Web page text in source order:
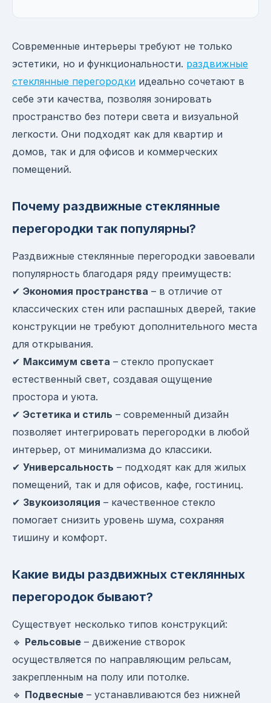
Современные интерьеры требуют не только
эстетики, но и функциональности. раздвижные
стеклянные перегородки идеально сочетают в
себе эти качества, позволяя зонировать
пространство без потери света и визуальной
легкости. Они подходят как для квартир и
домов, так и для офисов и коммерческих
помещений.
Почему раздвижные стеклянные
перегородки так популярны?
Раздвижные стеклянные перегородки завоевали
популярность благодаря ряду преимуществ:
✔ Экономия пространства – в отличие от
классических стен или распашных дверей, такие
конструкции не требуют дополнительного места
для открывания.
✔ Максимум света – стекло пропускает
естественный свет, создавая ощущение
простора и уюта.
✔ Эстетика и стиль – современный дизайн
позволяет интегрировать перегородки в любой
интерьер, от минимализма до классики.
✔ Универсальность – подходят как для жилых
помещений, так и для офисов, кафе, гостиниц.
✔ Звукоизоляция – качественное стекло
помогает снизить уровень шума, сохраняя
тишину и комфорт.
Какие виды раздвижных стеклянных
перегородок бывают?
Существует несколько типов конструкций:
🔹 Рельсовые – движение створок
осуществляется по направляющим рельсам,
закрепленным на полу или потолке.
🔹 Подвесные – устанавливаются без нижней